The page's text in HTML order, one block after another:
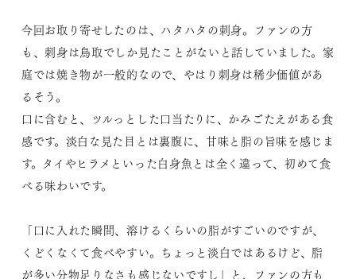
今回お取り寄せしたのは、ハタハタの刺身。ファンの方
も、刺身は鳥取でしか見たことがないと話していました。家
庭では焼き物が一般的なので、やはり刺身は稀少価値があ
るそう。
口に含むと、ツルっとした口当たりに、かみごたえがある食
感です。淡白な見た目とは裏腹に、甘味と脂の旨味を感じま
す。タイやヒラメといった白身魚とは全く違って、初めて食
べる味わいです。
「口に入れた瞬間、溶けるくらいの脂がすごいのですが、
くどくなくて食べやすい。ちょっと淡白ではあるけど、脂
が多い分物足りなさも感じないですし」と、ファンの方も